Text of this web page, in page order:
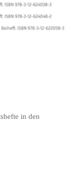
in den